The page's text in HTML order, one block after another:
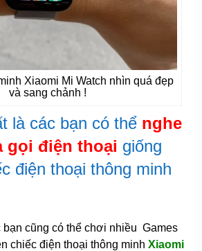
Xiaomi Mi Watch nhìn quá đẹp
và sang chảnh !
là các bạn có thể nghe
gọi điện thoại giống
điện thoại thông minh
bạn cũng có thể chơi nhiều Games
chiếc điện thoại thông minh Xiaomi